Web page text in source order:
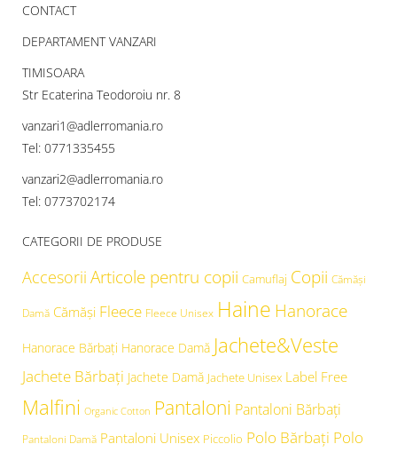
CONTACT
DEPARTAMENT VANZARI
TIMISOARA
Str Ecaterina Teodoroiu nr. 8
vanzari1@adlerromania.ro
Tel: 0771335455
vanzari2@adlerromania.ro
Tel: 0773702174
CATEGORII DE PRODUSE
Accesorii Articole pentru copii Camuflaj Copii Cămăşi
Damă Cămăși Fleece Fleece Unisex Haine Hanorace
Hanorace Bărbați Hanorace Damă Jachete&Veste
Jachete Bărbați Jachete Damă Jachete Unisex Label Free
Malfini Organic Cotton Pantaloni Pantaloni Bărbați
Pantaloni Damă Pantaloni Unisex Piccolio Polo Bărbați Polo